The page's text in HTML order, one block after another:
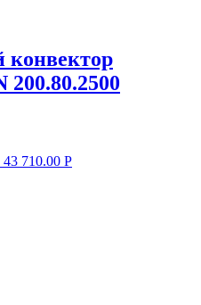
43 710.00 Р